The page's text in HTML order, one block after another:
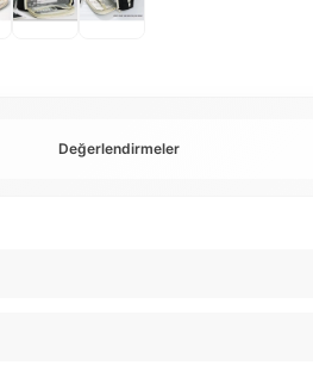
Değerlendirmeler